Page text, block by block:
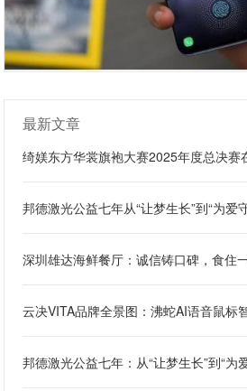
最新文章
绮媄东方华裳旗袍大赛2025年度总决赛
邦德激光公益七年从“让梦生长”到“为爱
深圳雄达海鲜餐厅：诚信铸口碑，食住
云决VITA品牌全景图：沸蛇AI语音鼠标
邦德激光公益七年：从“让梦生长”到“为